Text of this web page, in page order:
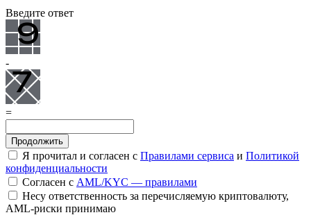
Введите ответ
-
=
Я прочитал и согласен с Правилами сервиса и Политикой
конфиденциальности
Согласен с AML/KYC — правилами
Несу ответственность за перечисляемую криптовалюту,
AML-риски принимаю